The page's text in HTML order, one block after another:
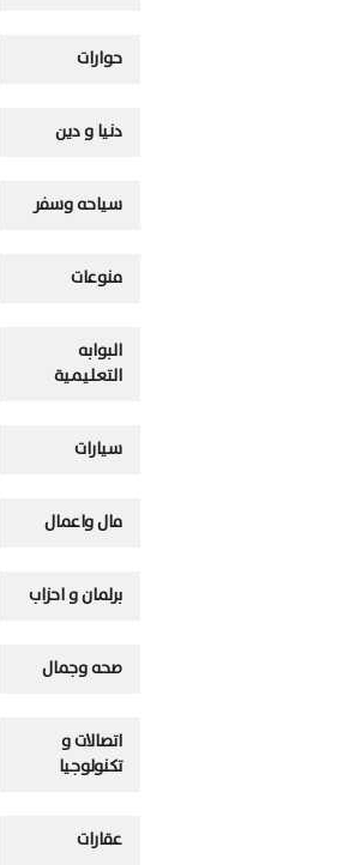
حوارات
دنيا و دين
سياحه وسفر
منوعات
البوابه
التعليمية
سيارات
مال واعمال
برلمان و احزاب
صحه وجمال
اتصالات و
تكنولوجيا
عقارات